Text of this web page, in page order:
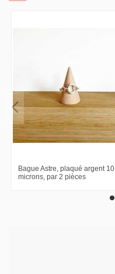
Bague Astre, plaqué argent 10
microns, par 2 pièces